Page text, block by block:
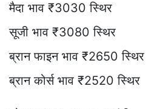
मैदा भाव ₹3030 स्थिर
सूजी भाव ₹3080 स्थिर
ब्रान फाइन भाव ₹2650 स्थिर
ब्रान कोर्स भाव ₹2520 स्थिर